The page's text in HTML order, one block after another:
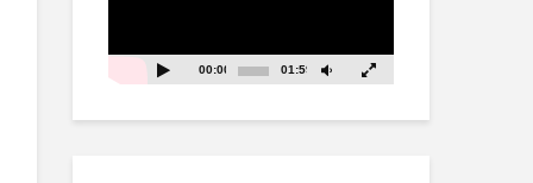
00:00 01:59